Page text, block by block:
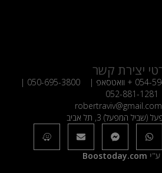
יצירת קשר
054- + וואטסאפ | 050-695-3800
|
052-881-1281
robertraviv@gmail.com
(שביל המפעל) 3, תל אביב
Boostoday.com